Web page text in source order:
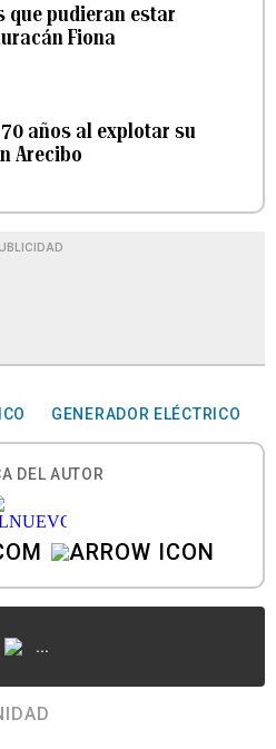
que pudieran estar
Fiona
años al explotar su
Arecibo
GENERADOR ELÉCTRICO
DEL AUTOR
...